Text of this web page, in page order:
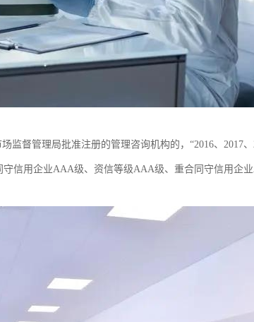
督管理局批准注册的管理咨询机构的，“2016、2017
信用企业AAA级、资信等级AAA级、重合同守信用企